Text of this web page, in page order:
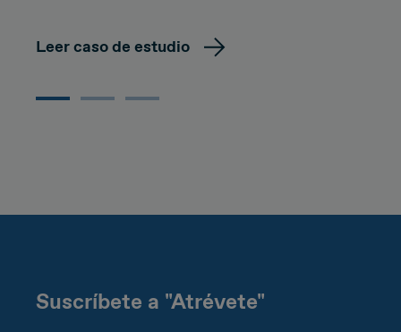
Leer caso de estudio
Suscríbete a "Atrévete"